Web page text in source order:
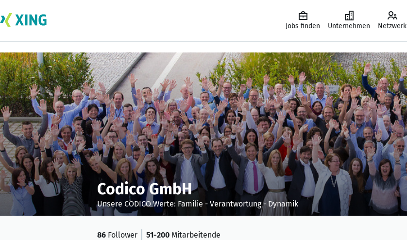
Jobs finden Unternehmen Netzwerk
Codico GmbH
Unsere CODICO Werte: Familie - Verantwortung - Dynamik
86 Follower 51-200 Mitarbeitende